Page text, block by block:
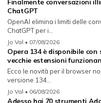
Finalmente conversazioni
ChatGPT
OpenAI elimina i limiti delle
ChatGPT per i...
Jo Val • 07/08/2026
Opera 134 è disponibile con
vecchie estensioni
Ecco le novità per il browser
versione 134...
Jo Val • 06/08/2026
Adesso hai 70 strumenti